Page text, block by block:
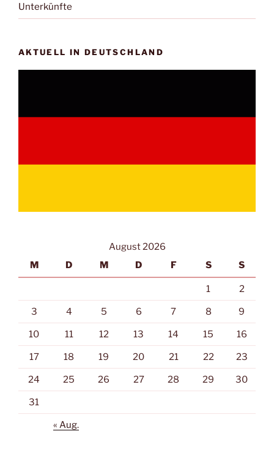
Unterkünfte
AKTUELL IN DEUTSCHLAND
August 2026
M
D M D F S S
1 2
3 4 5 6 7 8 9
10 11 12 13 14 15 16
17 18 19 20 21 22 23
24 25 26 27 28 29 30
31
« Aug.